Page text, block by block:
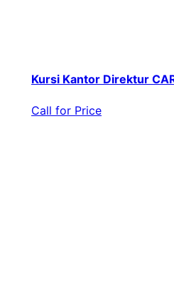
Kursi Kantor Direktur
Call for Price